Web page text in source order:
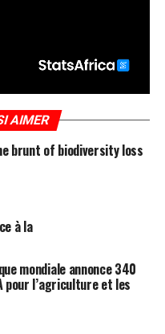
AIMER
brunt of biodiversity loss
à la
mondiale annonce 340
pour l’agriculture et les